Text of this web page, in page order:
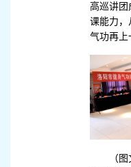
高巡讲团
课能力，
气功再上
（